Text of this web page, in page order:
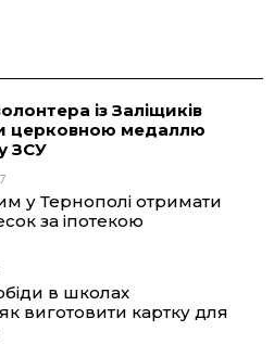
t
A
із Заліщиків
церковною медаллю
ЗСУ
у Тернополі отримати
за іпотекою
в школах
виготовити картку для